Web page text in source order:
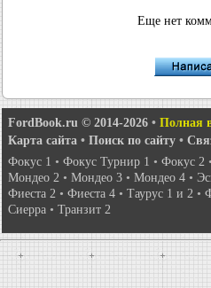
Еще нет
FordBook.ru © 2014-2026 • Полная
Карта сайта • Поиск по сайту •
Фокус 1 • Фокус Турнир 1 • Фокус 2 •
Мондео 2 • Мондео 3 • Мондео 4 •
Фиеста 2 • Фиеста 4 • Таурус 1 и 2 •
Сиерра • Транзит 2